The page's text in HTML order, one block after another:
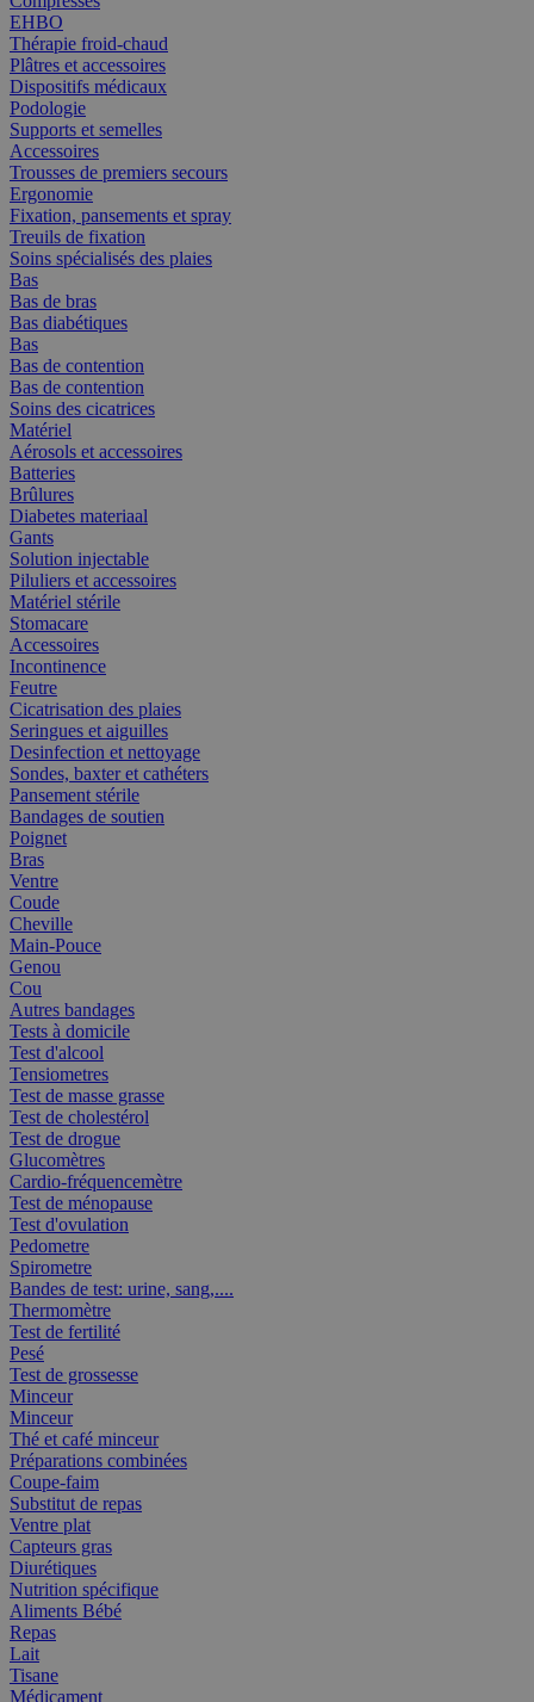
EHBO
Thérapie froid-chaud
Plâtres et accessoires
Dispositifs médicaux
Podologie
Supports et semelles
Accessoires
Trousses de premiers secours
Ergonomie
Fixation, pansements et spray
Treuils de fixation
Soins spécialisés des plaies
Bas
Bas de bras
Bas diabétiques
Bas
Bas de contention
Bas de contention
Soins des cicatrices
Matériel
Aérosols et accessoires
Batteries
Brûlures
Diabetes materiaal
Gants
Solution injectable
Piluliers et accessoires
Matériel stérile
Stomacare
Accessoires
Incontinence
Feutre
Cicatrisation des plaies
Seringues et aiguilles
Desinfection et nettoyage
Sondes, baxter et cathéters
Pansement stérile
Bandages de soutien
Poignet
Bras
Ventre
Coude
Cheville
Main-Pouce
Genou
Cou
Autres bandages
Tests à domicile
Test d'alcool
Tensiometres
Test de masse grasse
Test de cholestérol
Test de drogue
Glucomètres
Cardio-fréquencemètre
Test de ménopause
Test d'ovulation
Pedometre
Spirometre
Bandes de test: urine, sang,....
Thermomètre
Test de fertilité
Pesé
Test de grossesse
Minceur
Minceur
Thé et café minceur
Préparations combinées
Coupe-faim
Substitut de repas
Ventre plat
Capteurs gras
Diurétiques
Nutrition spécifique
Aliments Bébé
Repas
Lait
Tisane
Médicament